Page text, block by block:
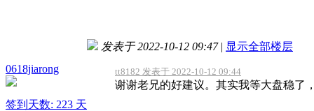
0618jiarong
签到天数: 223 天
发表于 2022-10-12 09:47 | 显示全部楼层
tt8182 发表于 2022-10-12 09:44
谢谢老兄的好建议。其实我等大盘稳了